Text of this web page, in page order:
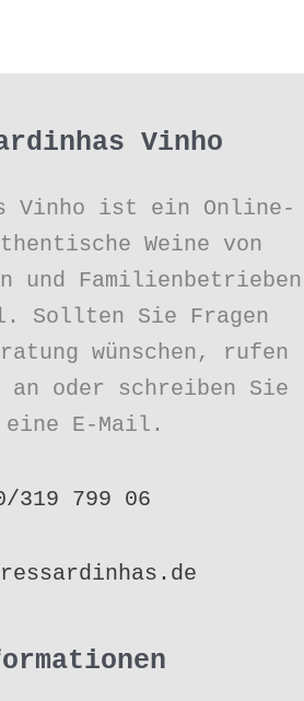
Vinho
Vinho ist ein Online-
Weine von
und Familienbetrieben
Sollten Sie Fragen
wünschen, rufen
an oder schreiben Sie
eine E-Mail.
319 799 06